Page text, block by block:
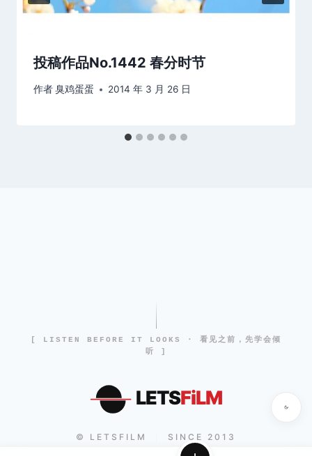
投稿作品No.1442 春分时节
作者臭鸡蛋蛋 2014 年 3 月 26 日
[ LISTEN BEFORE IT LOOKS · 看见之前，先学会倾
听 ]
LETSFiLM
© LETSFILM SINCE 2013